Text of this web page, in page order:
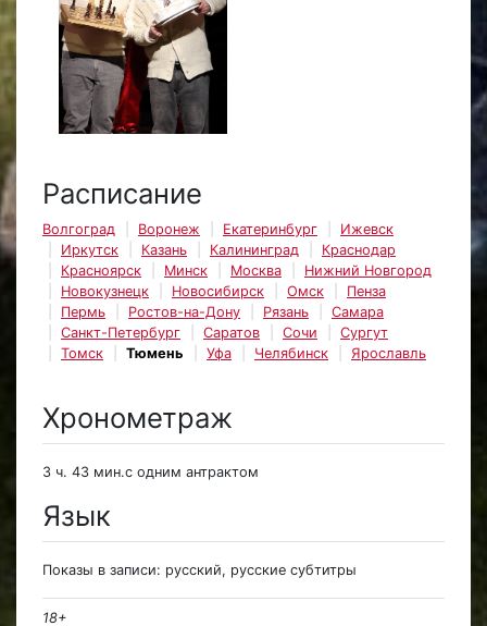
Расписание
Волгоград Воронеж Екатеринбург
Ижевск
Иркутск
Казань Калининград
Краснодар
Красноярск
Минск Москва
Нижний Новгород
Новокузнецк
Новосибирск Омск
Пенза
Пермь
Ростов-на-Дону Рязань
Самара
Санкт-Петербург
Саратов Сочи
Сургут
Томск
Тюмень Уфа Челябинск Ярославль
Хронометраж
3 ч. 43 мин.с одним антрактом
Язык
Показы в записи: русский, русские субтитры
18+